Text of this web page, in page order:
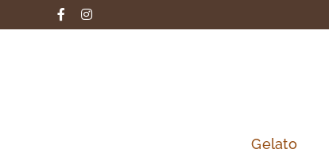
al
FacebookInstagram
Gelato